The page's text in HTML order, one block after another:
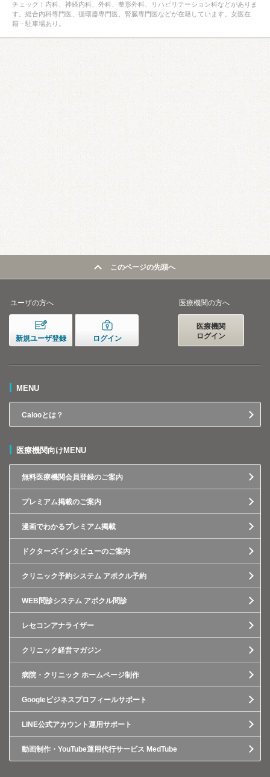
チェック！内科、神経内科、外科、整形外科、リハビリテーション科などがありま
す。総合内科専門医、循環器専門医、腎臓専門医などが在籍しています。女医在
籍・駐車場あり。
このページの先頭へ
ユーザの方へ
新規ユーザ登録 ログイン
医療機関の方へ
医療機関
ログイン
MENU
Calooとは？
医療機関向けMENU
無料医療機関会員登録のご案内
プレミアム掲載のご案内
漫画でわかるプレミアム掲載
ドクターズインタビューのご案内
クリニック予約システム アポクル予約
WEB問診システム アポクル問診
レセコンアナライザー
クリニック経営マガジン
病院・クリニック ホームページ制作
Googleビジネスプロフィールサポート
LINE公式アカウント運用サポート
動画制作・YouTube運用代行サービス MedTube